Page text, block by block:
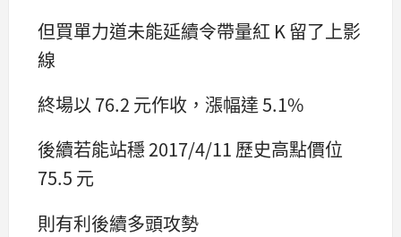
但買單力道未能延續令帶量紅 K 留了上影
線
終場以 76.2 元作收，漲幅達 5.1%
後續若能站穩 2017/4/11 歷史高點價位
75.5 元
則有利後續多頭攻勢